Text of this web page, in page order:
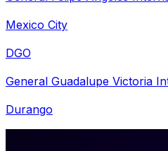
Mexico City
DGO
General Guadalupe Victoria
Durango